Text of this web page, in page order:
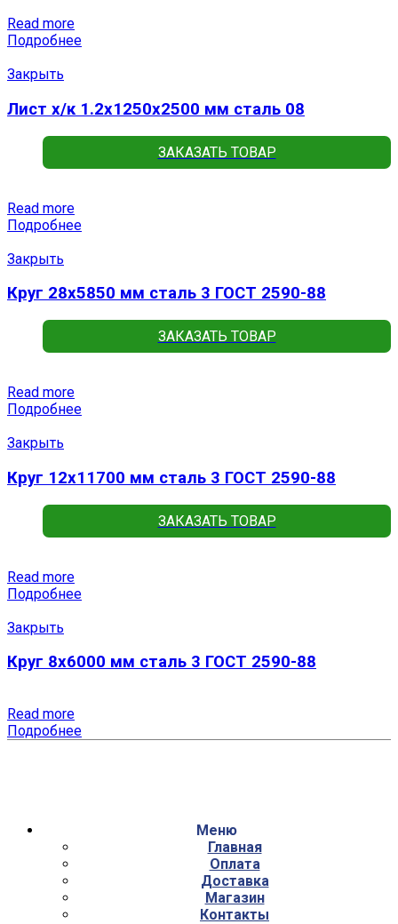
Read more
Подробнее
Закрыть
Лист х/к 1.2х1250х2500 мм сталь 08
ЗАКАЗАТЬ ТОВАР
Read more
Подробнее
Закрыть
Круг 28х5850 мм сталь 3 ГОСТ 2590-88
ЗАКАЗАТЬ ТОВАР
Read more
Подробнее
Закрыть
Круг 12х11700 мм сталь 3 ГОСТ 2590-88
ЗАКАЗАТЬ ТОВАР
Read more
Подробнее
Закрыть
Круг 8х6000 мм сталь 3 ГОСТ 2590-88
Read more
Подробнее
Меню
Главная
Оплата
Доставка
Магазин
Контакты